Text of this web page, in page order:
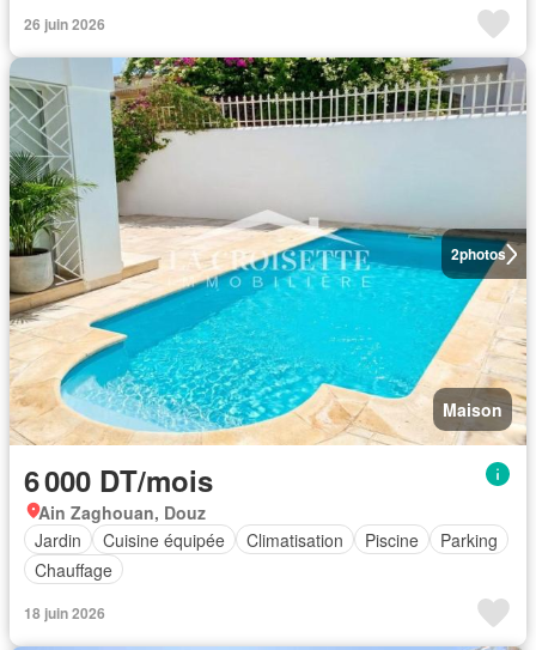
26 juin 2026
2photos
Maison
6 000 DT/mois
Ain Zaghouan, Douz
Jardin
Cuisine équipée Climatisation Piscine
Parking
Chauffage
18 juin 2026